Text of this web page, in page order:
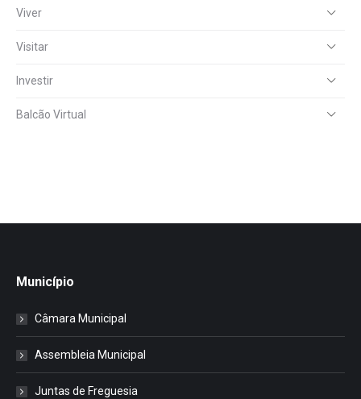
Viver
Visitar
Investir
Balcão Virtual
Município
Câmara Municipal
Assembleia Municipal
Juntas de Freguesia